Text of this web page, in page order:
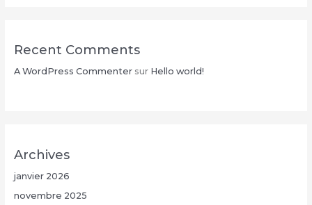
Recent Comments
A WordPress Commentersur Hello world!
Archives
janvier 2026
novembre 2025